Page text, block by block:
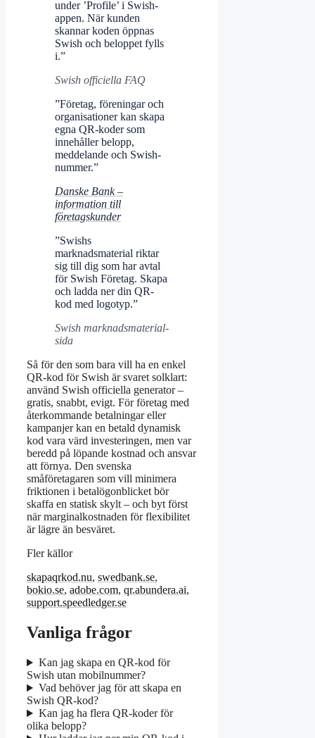
under ’Profile’ i Swish-
appen. När kunden
skannar koden öppnas
Swish och beloppet fylls
i.”
Swish officiella FAQ
”Företag, föreningar och
organisationer kan skapa
egna QR-koder som
innehåller belopp,
meddelande och Swish-
nummer.”
Danske Bank –
information till
företagskunder
”Swishs
marknadsmaterial riktar
sig till dig som har avtal
för Swish Företag. Skapa
och ladda ner din QR-
kod med logotyp.”
Swish marknadsmaterial-
sida
Så för den som bara vill ha en enkel
QR-kod för Swish är svaret solklart:
använd Swish officiella generator –
gratis, snabbt, evigt. För företag med
återkommande betalningar eller
kampanjer kan en betald dynamisk
kod vara värd investeringen, men var
beredd på löpande kostnad och ansvar
att förnya. Den svenska
småföretagaren som vill minimera
friktionen i betalögonblicket bör
skaffa en statisk skylt – och byt först
när marginalkostnaden för flexibilitet
är lägre än besväret.
Fler källor
skapaqrkod.nu, swedbank.se,
bokio.se, adobe.com, qr.abundera.ai,
support.speedledger.se
Vanliga frågor
Kan jag skapa en QR-kod för
Swish utan mobilnummer?
Vad behöver jag för att skapa en
Swish QR-kod?
Kan jag ha flera QR-koder för
olika belopp?